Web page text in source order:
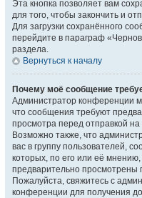
Эта кнопка позволяет вам
для того, чтобы закончить и
Для загрузки сохранённого
перейдите в параграф
раздела.
Вернуться к началу
Почему моё сообщение
Администратор конференции
что сообщения требуют
просмотра перед отправкой
Возможно также, что
вас в группу пользователей,
которых, по его или её
предварительно просмотрены
Пожалуйста, свяжитесь с
конференции для получения